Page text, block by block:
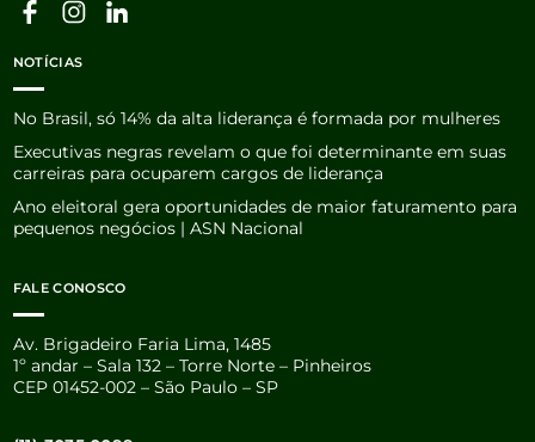
NOTÍCIAS
No Brasil, só 14% da alta liderança é formada por mulheres
Executivas negras revelam o que foi determinante em suas
carreiras para ocuparem cargos de liderança
Ano eleitoral gera oportunidades de maior faturamento para
pequenos negócios | ASN Nacional
FALE CONOSCO
Av. Brigadeiro Faria Lima, 1485
1º andar – Sala 132 – Torre Norte – Pinheiros
CEP 01452-002 – São Paulo – SP